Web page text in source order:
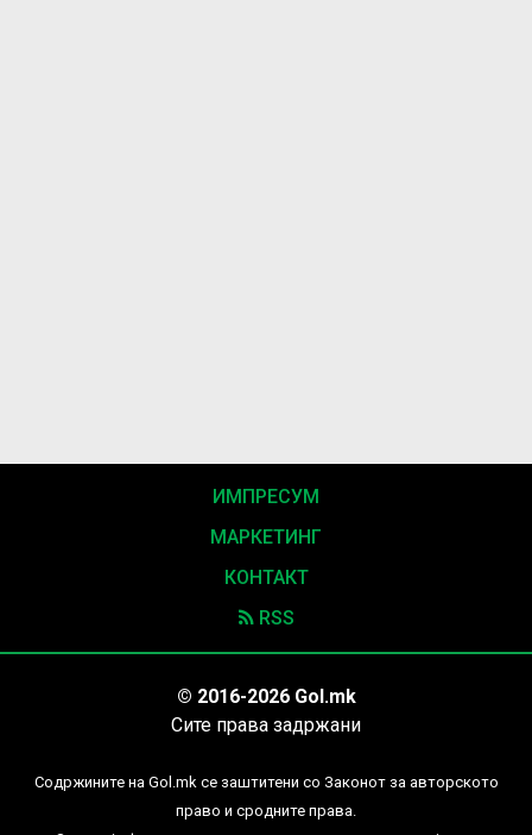
ИМПРЕСУМ
МАРКЕТИНГ
КОНТАКТ
RSS
© 2016-2026 Gol.mk
Сите права задржани
Содржините на Gol.mk се заштитени со Законот за авторското
право и сродните права.